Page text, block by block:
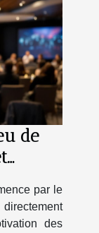
de
par le
des